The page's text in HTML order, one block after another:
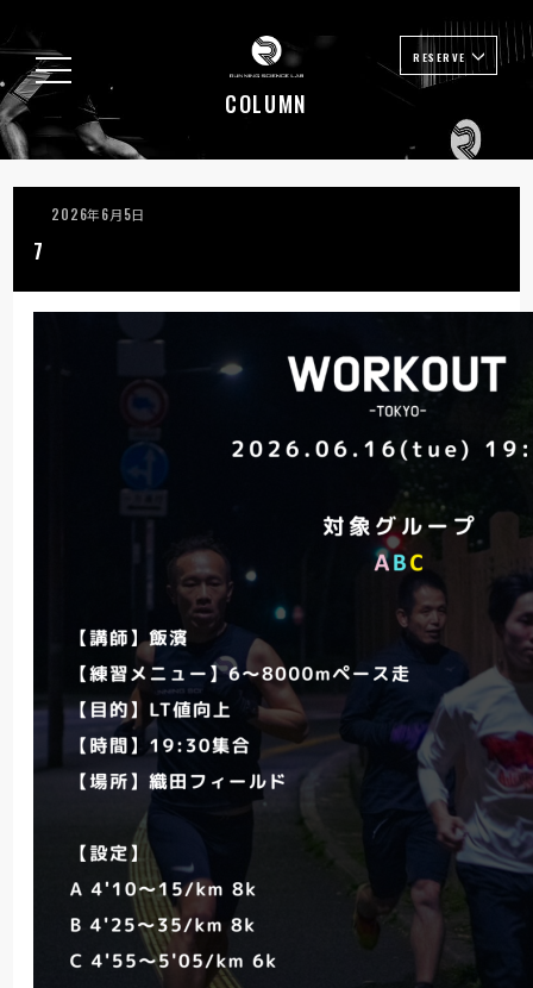
RESERVE
COLUMN
2026年6月5日
7